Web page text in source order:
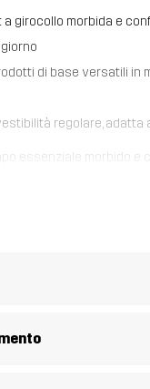
a girocollo morbida e
di base versatili in
regolare, adatta
essenziale morbido e
sta bene con tutto: dai